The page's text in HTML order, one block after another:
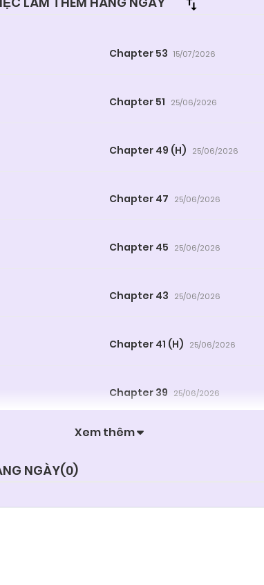
Chapter 53 15/07/2026
Chapter 51 25/06/2026
Chapter 49 (H) 25/06/2026
Chapter 47 25/06/2026
Chapter 45 25/06/2026
Chapter 43 25/06/2026
Chapter 41 (H) 25/06/2026
Chapter 39 25/06/2026
Xem thêm
NGÀY(0)